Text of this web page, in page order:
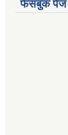
फेसबुक पेज